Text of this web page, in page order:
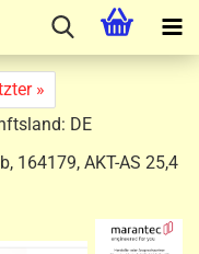
»
DE
164179, AKT-AS 25,4